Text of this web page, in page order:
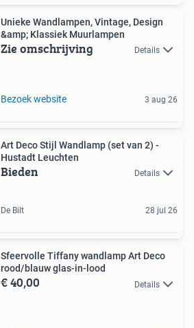
Unieke Wandlampen, Vintage, Design
&amp; Klassiek Muurlampen
Zie omschrijving Details
Bezoek website 3 aug 26
Art Deco Stijl Wandlamp (set van 2) -
Hustadt Leuchten
Bieden Details
De Bilt 28 jul 26
Sfeervolle Tiffany wandlamp Art Deco
rood/blauw glas-in-lood
€ 40,00 Details